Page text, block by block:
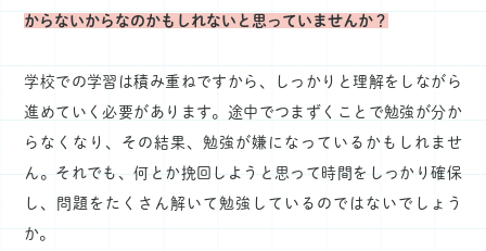
からないからなのかもしれないと思っていませんか？
学校での学習は積み重ねですから、しっかりと理解をしながら
進めていく必要があります。途中でつまずくことで勉強が分か
らなくなり、その結果、勉強が嫌になっているかもしれませ
ん。それでも、何とか挽回しようと思って時間をしっかり確保
し、問題をたくさん解いて勉強しているのではないでしょう
か。